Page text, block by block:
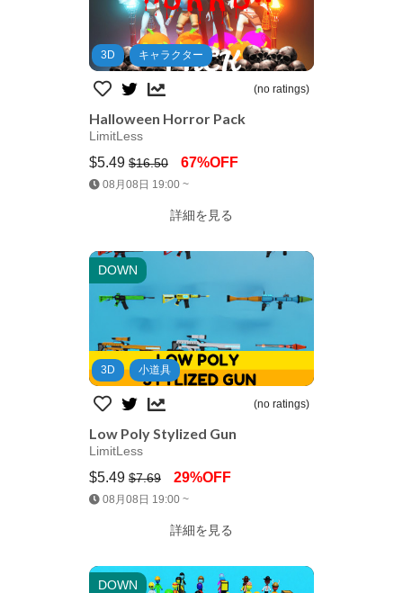
3D キャラクター
(no ratings)
Halloween Horror Pack
LimitLess
$5.49 $16.50 67%OFF
08月08日 19:00 ~
詳細を見る
DOWN
Jump AssetStore
3D 小道具
(no ratings)
Low Poly Stylized Gun
LimitLess
$5.49 $7.69 29%OFF
08月08日 19:00 ~
詳細を見る
DOWN
Jump AssetStore